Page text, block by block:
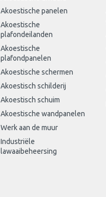
Akoestische panelen
Akoestische
plafondeilanden
Akoestische
plafondpanelen
Akoestische schermen
Akoestisch schilderij
Akoestisch schuim
Akoestische wandpanelen
Werk aan de muur
Industriële
lawaaibeheersing